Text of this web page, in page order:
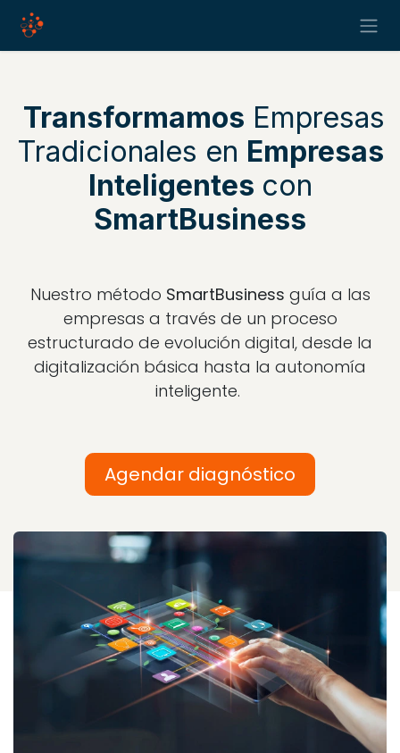
Ir al contenido
Transformamos Empresas
Tradicionales en Empresas
Inteligentes con
SmartBusiness
Nuestro método SmartBusiness guía a las
empresas a través de un proceso
estructurado de evolución digital, desde la
digitalización básica hasta la autonomía
inteligente.
Agendar diagnóstico